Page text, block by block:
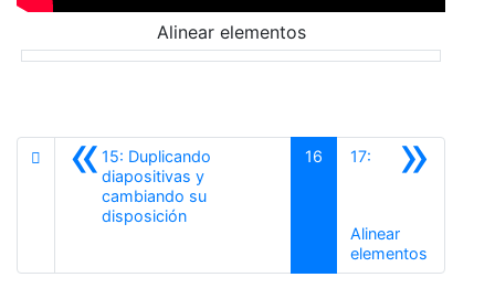
Alinear elementos
«15: Duplicando
diapositivas y
cambiando su
disposiciónAnterior
16 »
17:
Alinear
elementos